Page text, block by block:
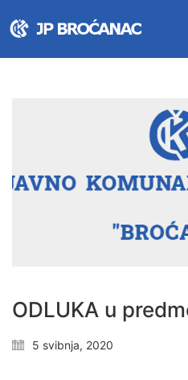
ODLUKA u
5 svibnja, 2020